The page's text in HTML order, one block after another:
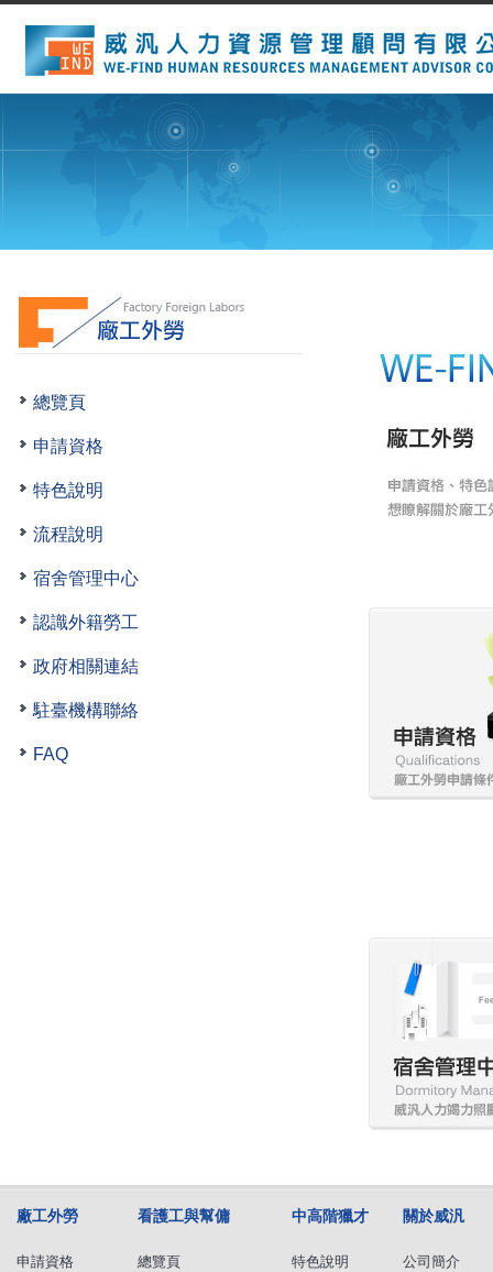
總覽頁
申請資格
特色說明
流程說明
宿舍管理中心
認識外籍勞工
政府相關連結
駐臺機構聯絡
FAQ
廠工外勞
申請資格
看護工與幫傭
總覽頁
中高階獵才
特色說明
關於威汎
公司簡介